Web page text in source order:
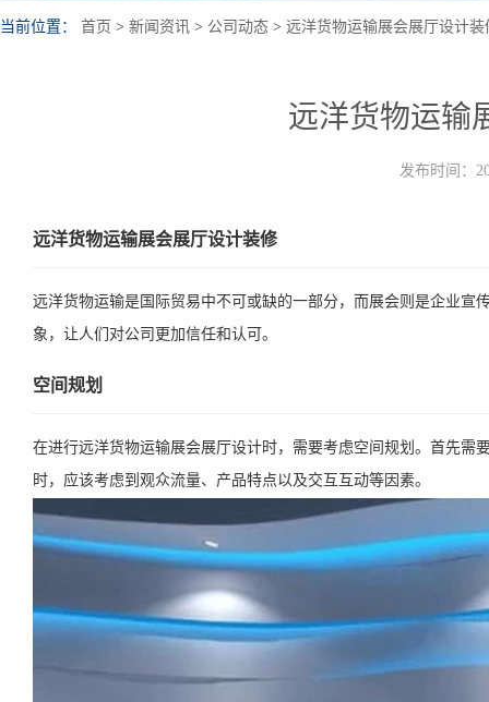
当前位置： 首页 > 新闻资讯 > 公司动态 > 远洋货物运输展会展厅设计装
远洋货物运输
发布时间：
远洋货物运输展会展厅设计装修
远洋货物运输是国际贸易中不可或缺的一部分，而展会则是企业
象，让人们对公司更加信任和认可。
空间规划
在进行远洋货物运输展会展厅设计时，需要考虑空间规划。首先
时，应该考虑到观众流量、产品特点以及交互互动等因素。